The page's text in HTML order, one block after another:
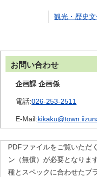
観光・歴史
お問い合わせ
企画課 企画係
電話:026-253-2511
E-Mail:
PDFファイルをご覧いただ
ン（無償）が必要となりま
種とスペックに合わせたプ